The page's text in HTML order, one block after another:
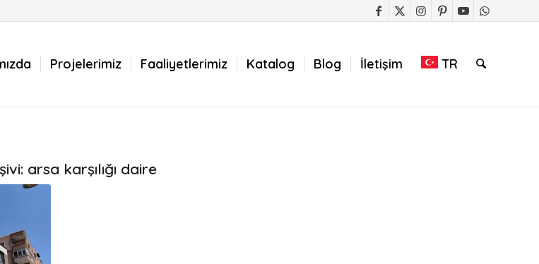
Projelerimiz Faaliyetlerimiz Katalog Blog İletişim TR
arsa karşılığı daire